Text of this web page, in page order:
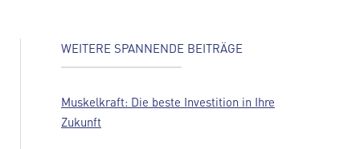
WEITERE SPANNENDE BEITRÄGE
Muskelkraft: Die beste Investition in Ihre
Zukunft